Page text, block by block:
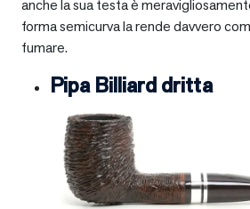
anche la sua testa è
forma semicurva la rende davvero
fumare.
Pipa Billiard dritta